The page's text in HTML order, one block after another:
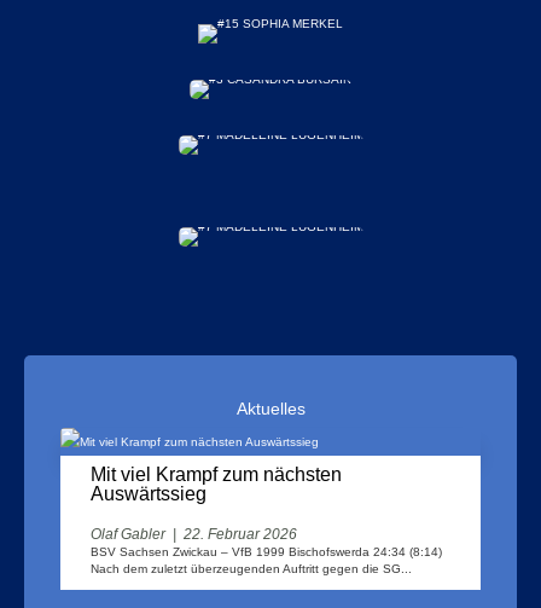
Aktuelles
Mit viel Krampf zum nächsten
Auswärtssieg
Olaf Gabler | 22. Februar 2026
BSV Sachsen Zwickau – VfB 1999 Bischofswerda 24:34 (8:14)
Nach dem zuletzt überzeugenden Auftritt gegen die SG...